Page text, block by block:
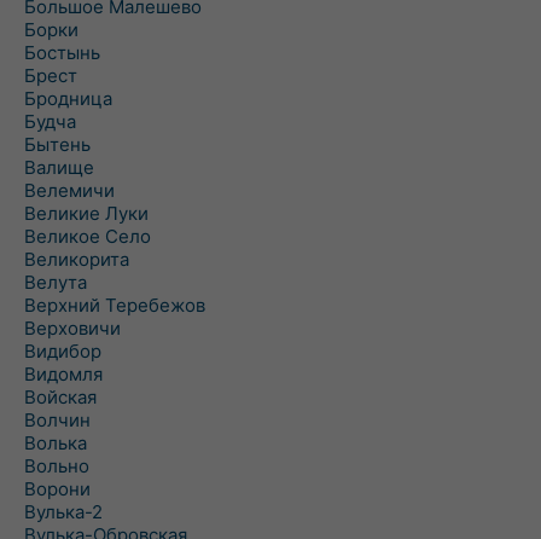
Большое Малешево
Борки
Бостынь
Брест
Бродница
Будча
Бытень
Валище
Велемичи
Великие Луки
Великое Село
Великорита
Велута
Верхний Теребежов
Верховичи
Видибор
Видомля
Войская
Волчин
Волька
Вольно
Ворони
Вулька-2